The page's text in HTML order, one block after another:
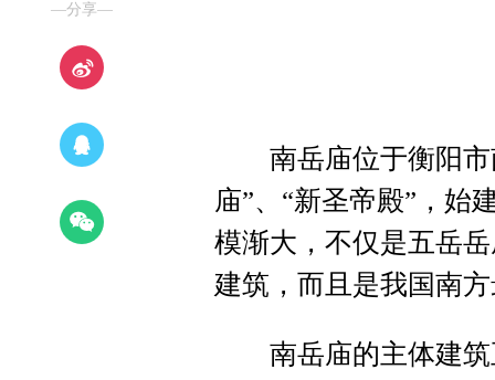
—分享—
南岳庙位于衡阳市
庙”、“新圣帝殿”，始
模渐大，不仅是五岳
建筑，而且是我国南
南岳庙的主体建筑